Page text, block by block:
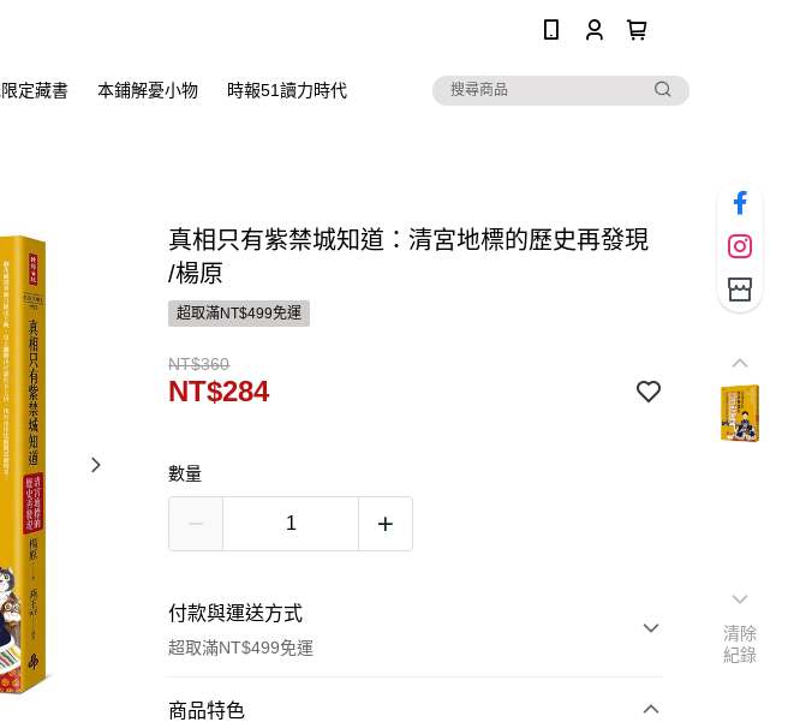
定藏書 本鋪解憂小物 時報51讀力時代
真相只有紫禁城知道：清宮地標的歷史再發現
/楊原
超取滿NT$499免運
NT$360
NT$284
數量
付款與運送方式
超取滿NT$499免運
付款方式
商品特色
清除
紀錄